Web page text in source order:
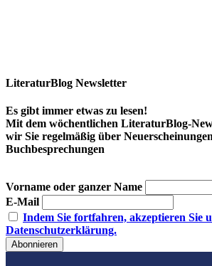
LiteraturBlog Newsletter
Es gibt immer etwas zu lesen!
Mit dem wöchentlichen LiteraturBlog-
wir Sie regelmäßig über
Buchbesprechungen
Vorname oder ganzer Name
E-Mail
Indem Sie fortfahren, akzeptieren Sie
Datenschutzerklärung.